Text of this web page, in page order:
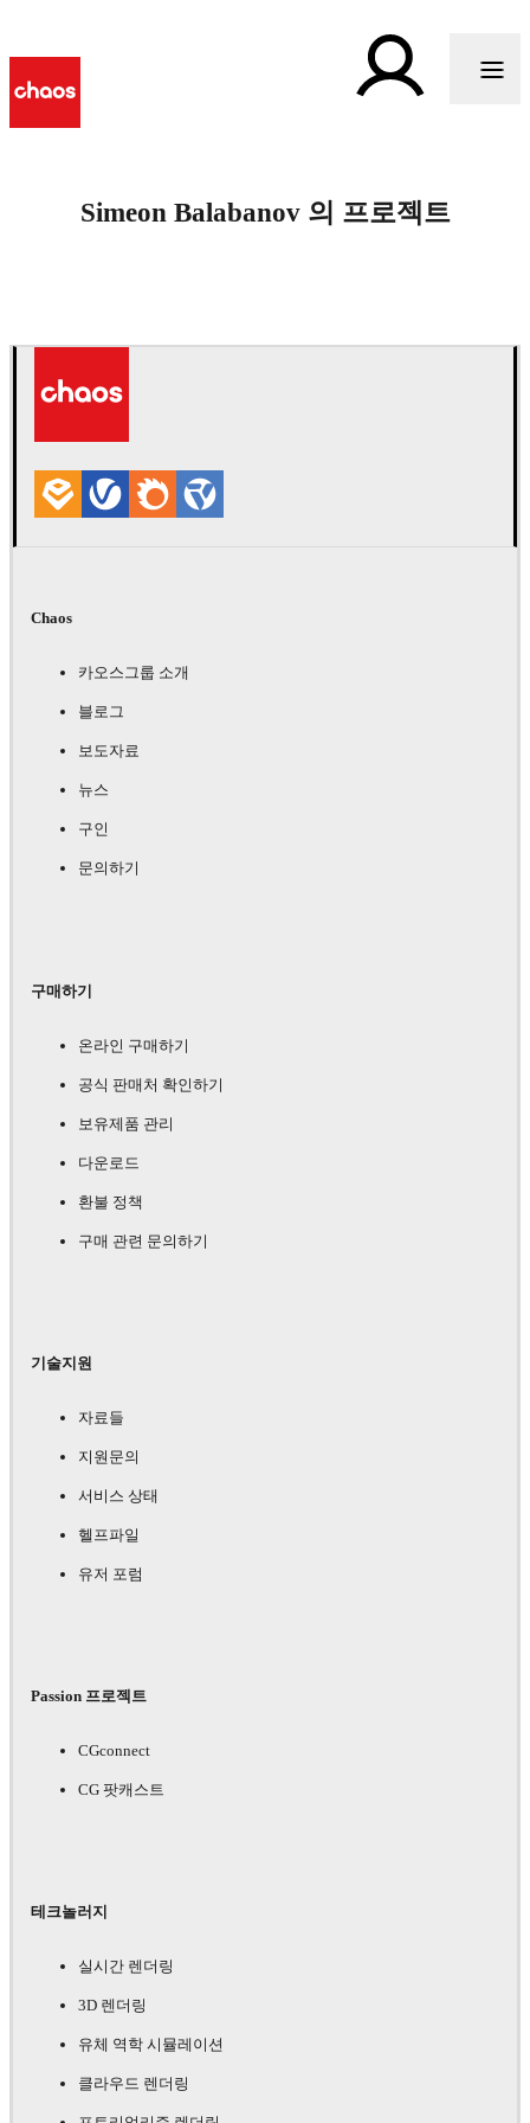
Simeon Balabanov 의 프로젝트
Chaos
카오스그룹 소개
블로그
보도자료
뉴스
구인
문의하기
구매하기
온라인 구매하기
공식 판매처 확인하기
보유제품 관리
다운로드
환불 정책
구매 관련 문의하기
기술지원
자료들
지원문의
서비스 상태
헬프파일
유저 포럼
Passion 프로젝트
CGconnect
CG 팟캐스트
테크놀러지
실시간 렌더링
3D 렌더링
유체 역학 시뮬레이션
클라우드 렌더링